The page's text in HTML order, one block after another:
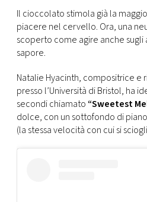
PRINCIPATO
DI
MONACO
CONSIGLIA
Il cioccolato stimola già la
piacere nel cervello. Ora, una
scoperto come agire anche
sapore.
Natalie Hyacinth, compositrice e
presso l’Università di Bristol, ha
secondi chiamato “Sweetest
dolce, con un sottofondo di
(la stessa velocità con cui si